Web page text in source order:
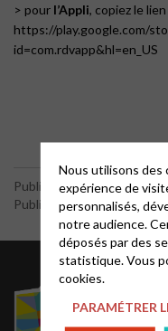
> pour l’Appli, copiez le lien
https://play.google.com/
id=com.rdvapp&hl=en_US
Publié le 25 mars 2020
Publié par le webmaster
Nous utilisons des
expérience de
personnalisés,
notre audience.
déposés par des
statistique. Vous
cookies.
PARAMÉTRER